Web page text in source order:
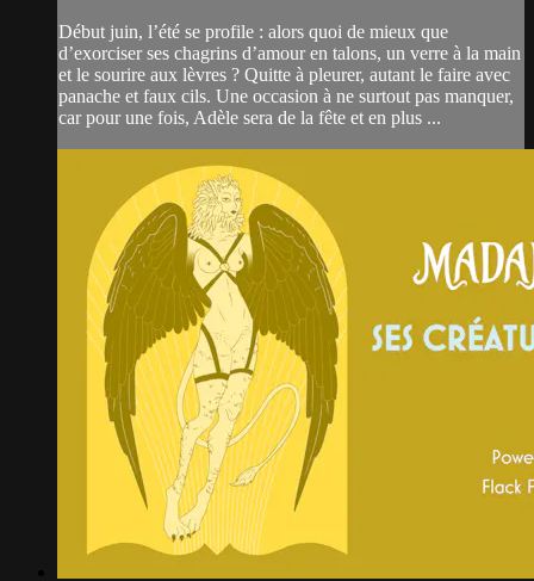
Début juin, l’été se profile : alors quoi de mieux que
d’exorciser ses chagrins d’amour en talons, un verre à la main
et le sourire aux lèvres ? Quitte à pleurer, autant le faire avec
panache et faux cils. Une occasion à ne surtout pas manquer,
car pour une fois, Adèle sera de la fête et en plus ...